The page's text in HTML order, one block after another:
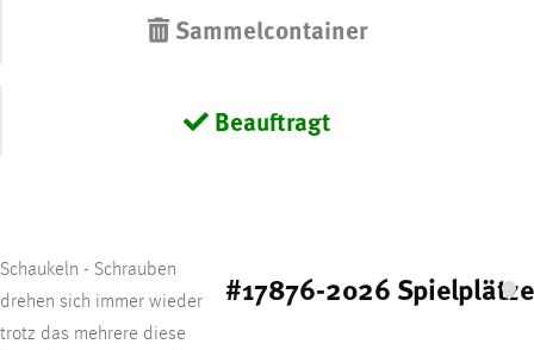
Sammelcontainer
Beauftragt
#17876-2026 Spielplätze
Schaukeln - Schrauben
drehen sich immer wieder
trotz das mehrere diese